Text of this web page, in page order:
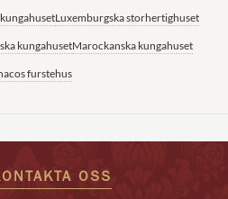
Luxemburgska storhertighuset
kungahusetMarockanska kungahuset
furstehus
OSS